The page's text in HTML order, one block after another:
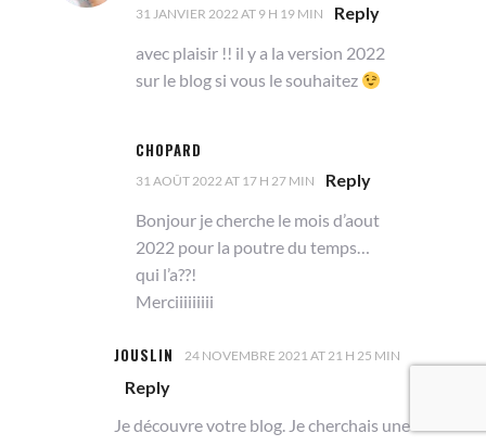
31 JANVIER 2022 AT 9 H 19 MIN
Reply
avec plaisir !! il y a la version 2022
sur le blog si vous le souhaitez
CHOPARD
31 AOÛT 2022 AT 17 H 27 MIN
Reply
Bonjour je cherche le mois d’aout
2022 pour la poutre du temps…
qui l’a??!
Merciiiiiiiii
JOUSLIN 24 NOVEMBRE 2021 AT 21 H 25 MIN
Reply
Je découvre votre blog. Je cherchais une